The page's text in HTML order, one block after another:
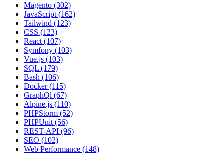
Magento (302)
JavaScript (162)
Tailwind (123)
CSS (123)
React (107)
Symfony (103)
Vue.js (103)
SQL (179)
Bash (106)
Docker(115)
GraphQl (67)
Alpine.js (110)
PHPStorm (52)
PHPUnit (56)
REST-API (96)
SEO (102)
Web Performance (148)